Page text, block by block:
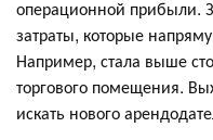
операционной прибыли.
затраты, которые
Например, стала выше
торгового помещения.
искать нового